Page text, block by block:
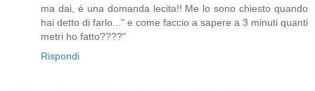
ma dai, è una domanda lecita!! Me lo sono chiesto quando
hai detto di farlo..." e come faccio a sapere a 3 minuti quanti
metri ho fatto????"
Rispondi